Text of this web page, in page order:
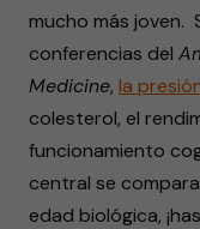
mucho más joven.
conferencias del
Medicine, la
colesterol, el
funcionamiento
central se
edad biológica,